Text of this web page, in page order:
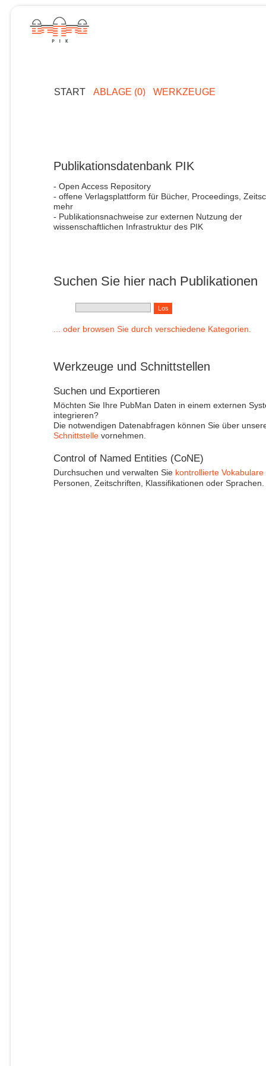
START ABLAGE (0) WERKZEUGE
Publikationsdatenbank PIK
- Open Access Repository
- offene Verlagsplattform für Bücher, Proceedings,
mehr
- Publikationsnachweise zur externen Nutzung der
wissenschaftlichen Infrastruktur des PIK
Suchen Sie hier nach Publikationen
... oder browsen Sie durch verschiedene Kategorien.
Werkzeuge und Schnittstellen
Suchen und Exportieren
Möchten Sie Ihre PubMan Daten in einem externen
integrieren?
Die notwendigen Datenabfragen können Sie über
Schnittstellevornehmen.
Control of Named Entities (CoNE)
Durchsuchen und verwalten Sie kontrollierte Vokabulare
Personen, Zeitschriften, Klassifikationen oder Sprachen.